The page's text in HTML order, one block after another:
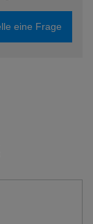
eine Frage